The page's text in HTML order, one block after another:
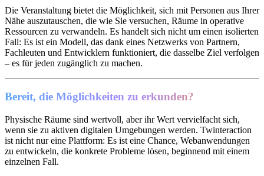
Die Veranstaltung bietet die Möglichkeit, sich mit Personen aus Ihrer
Nähe auszutauschen, die wie Sie versuchen, Räume in operative
Ressourcen zu verwandeln. Es handelt sich nicht um einen isolierten
Fall: Es ist ein Modell, das dank eines Netzwerks von Partnern,
Fachleuten und Entwicklern funktioniert, die dasselbe Ziel verfolgen
– es für jeden zugänglich zu machen.
Bereit, die Möglichkeiten zu erkunden?
Physische Räume sind wertvoll, aber ihr Wert vervielfacht sich,
wenn sie zu aktiven digitalen Umgebungen werden. Twinteraction
ist nicht nur eine Plattform: Es ist eine Chance, Webanwendungen
zu entwickeln, die konkrete Probleme lösen, beginnend mit einem
einzelnen Fall.